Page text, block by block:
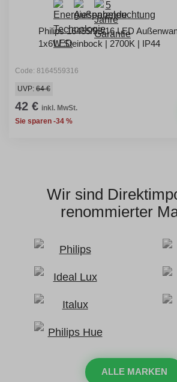
Philips 16455/93/16 LED
1x6W Steinbock | 2700K | IP44
Code: 8164559316
UVP: 64 €
42 € inkl. MwSt.
Sie sparen -34 %
Wir sind
renommierter
ALLE MARKEN